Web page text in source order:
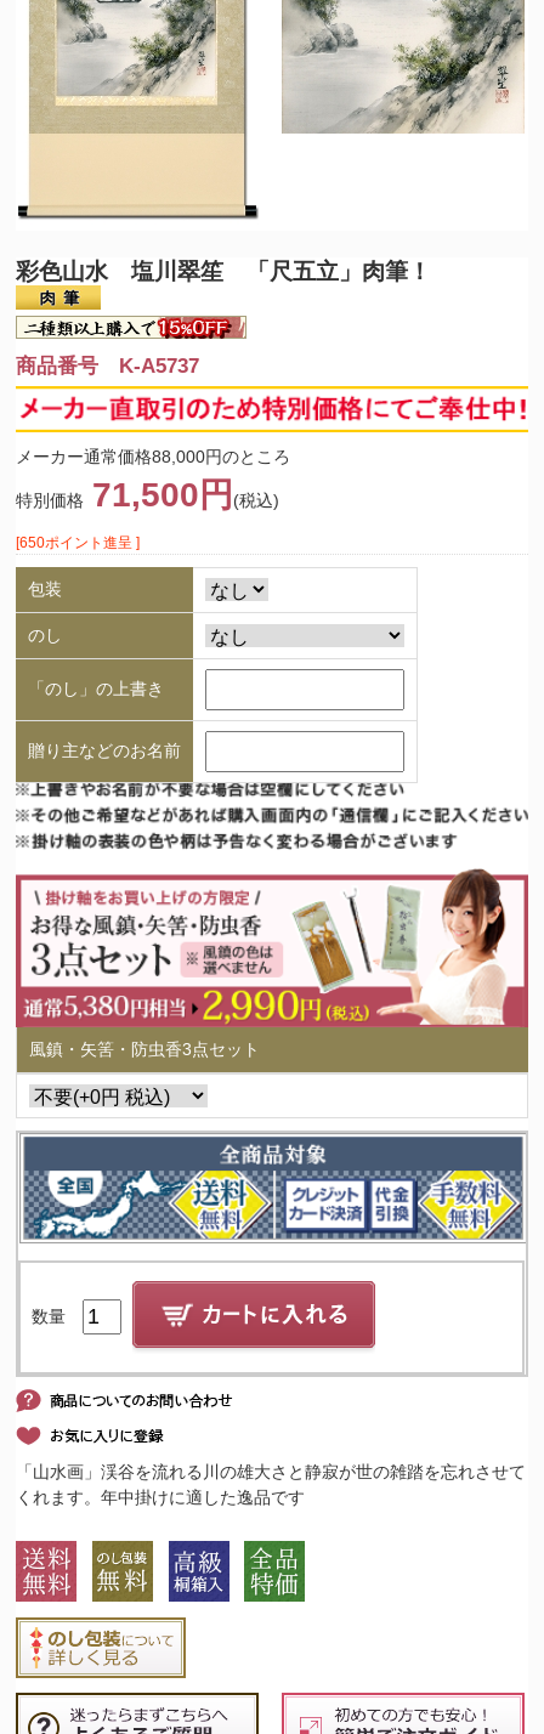
彩色山水 塩川翠笙 「尺五立」肉筆！
商品番号 K-A5737
メーカー通常価格88,000円のところ
特別価格 71,500円 (税込)
[650ポイント進呈 ]
包装
のし
「のし」の上書き
贈り主などのお名前
風鎮・矢筈・防虫香3点セット
数量
「山水画」渓谷を流れる川の雄大さと静寂が世の雑踏を忘れさせて
くれます。年中掛けに適した逸品です